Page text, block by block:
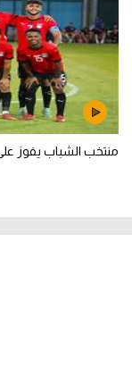
منتخب الشباب يفوز